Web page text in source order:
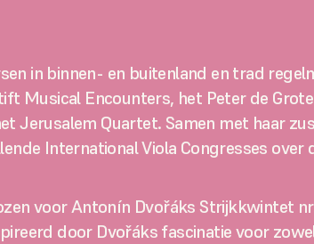
in binnen- en buitenland en trad
Musical Encounters, het Peter de
Jerusalem Quartet. Samen met haar
International Viola Congresses over
voor Antonín Dvořáks Strijkkwintet
door Dvořáks fascinatie voor